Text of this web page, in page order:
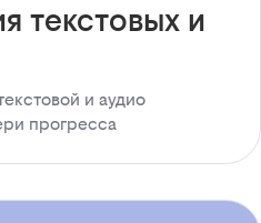
текстовых и
и аудио
прогресса